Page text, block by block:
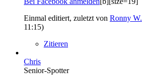
Einmal editiert, zuletzt von Ronny W.
11:15)
Zitieren
Chris
Senior-Spotter